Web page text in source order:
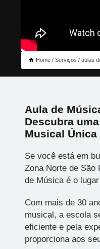
Home Serviços aulas
Aula de
Descubra
Musical Única
Se você está em
Zona Norte de São
de Música é o
Com mais de 30
musical, a escola
eficiente e pela
proporciona aos